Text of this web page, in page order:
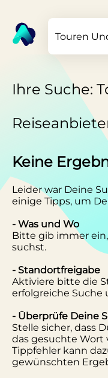
Ihre Suche:
Keine
Leider war Deine
einige Tipps, um
- Was und Wo
Bitte gib immer ein,
suchst.
- Standortfreigabe
Aktiviere bitte die
erfolgreiche Suche
- Überprüfe Deine
Stelle sicher, dass
das gesuchte Wort
Tippfehler kann
gewünschten